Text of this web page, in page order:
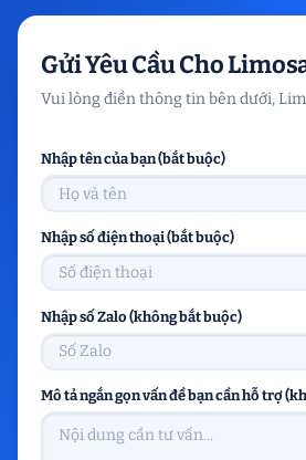
Gửi Yêu Cầu Cho
Vui lòng điền thông tin bên dưới,
Nhập tên của bạn (bắt buộc)
Nhập số điện thoại (bắt buộc)
Nhập số Zalo (không bắt buộc)
Mô tả ngắn gọn vấn đề bạn cần hỗ trợ